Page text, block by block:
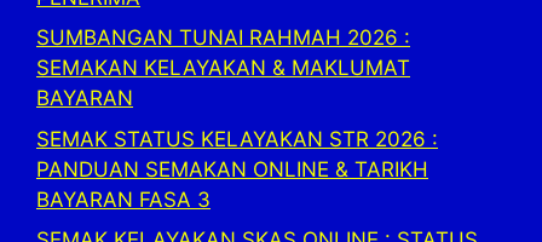
SUMBANGAN TUNAI RAHMAH 2026 :
SEMAKAN KELAYAKAN & MAKLUMAT
BAYARAN
SEMAK STATUS KELAYAKAN STR 2026 :
PANDUAN SEMAKAN ONLINE & TARIKH
BAYARAN FASA 3